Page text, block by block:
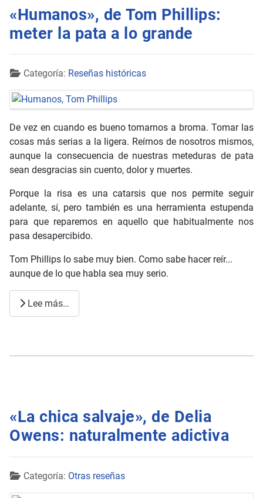
«Humanos», de Tom Phillips:
meter la pata a lo grande
Detalles
Categoría: Reseñas históricas
De vez en cuando es bueno tomarnos a broma. Tomar las
cosas más serias a la ligera. Reírnos de nosotros mismos,
aunque la consecuencia de nuestras meteduras de pata
sean desgracias sin cuento, dolor y muertes.
Porque la risa es una catarsis que nos permite seguir
adelante, sí, pero también es una herramienta estupenda
para que reparemos en aquello que habitualmente nos
pasa desapercibido.
Tom Phillips lo sabe muy bien. Como sabe hacer reír...
aunque de lo que habla sea muy serio.
Lee más…
«La chica salvaje», de Delia
Owens: naturalmente adictiva
Detalles
Categoría: Otras reseñas